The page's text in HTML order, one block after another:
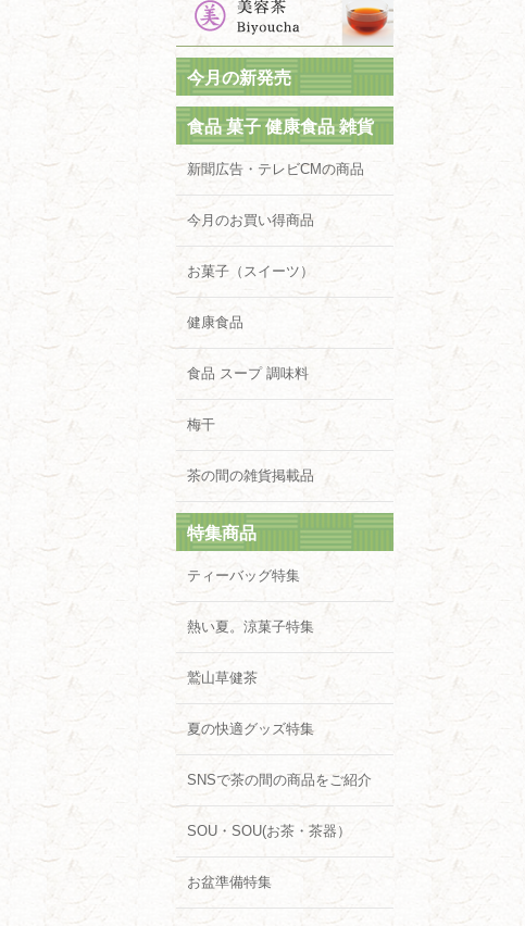
今月の新発売
食品 菓子 健康食品 雑貨
新聞広告・テレビCMの商品
今月のお買い得商品
お菓子（スイーツ）
健康食品
食品 スープ 調味料
梅干
茶の間の雑貨掲載品
特集商品
ティーバッグ特集
熱い夏。涼菓子特集
鷲山草健茶
夏の快適グッズ特集
SNSで茶の間の商品をご紹介
SOU・SOU(お茶・茶器）
お盆準備特集